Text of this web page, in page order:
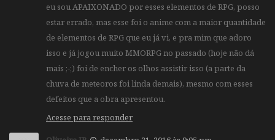
eu sou APAIXONADO por esses elementos de RPG, posso
estar errado, mas esse foi o anime com a maior quantidade
de elementos de RPG que eu já vi, e pra mim que adoro
isso e já jogou muito MMORPG no passado (hoje não dá
mais ;-;) foi de encher os olhos assistir isso (a parte da
chuva de meteoros foi linda demais), mesmo com esses
defeitos que a obra apresentou.
Acesse para responder